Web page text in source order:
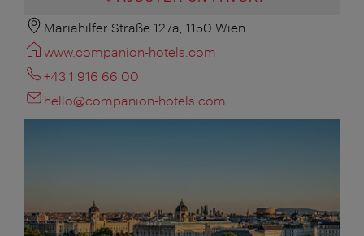
Mariahilfer Straße 127a, 1150 Wien
www.companion-hotels.com
+43 1 916 66 00
hello@companion-hotels.com